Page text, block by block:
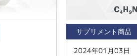
サプリメント商品
2024年01月03日